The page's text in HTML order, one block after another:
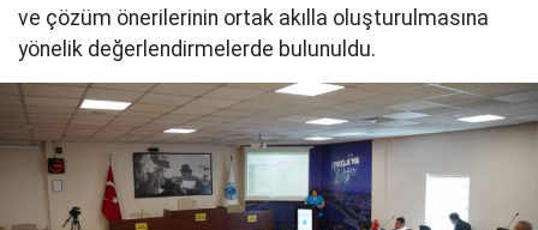
ve çözüm önerilerinin ortak akılla oluşturulmasına
yönelik değerlendirmelerde bulunuldu.